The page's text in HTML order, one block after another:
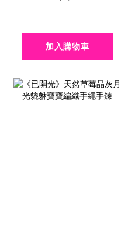
加入購物車